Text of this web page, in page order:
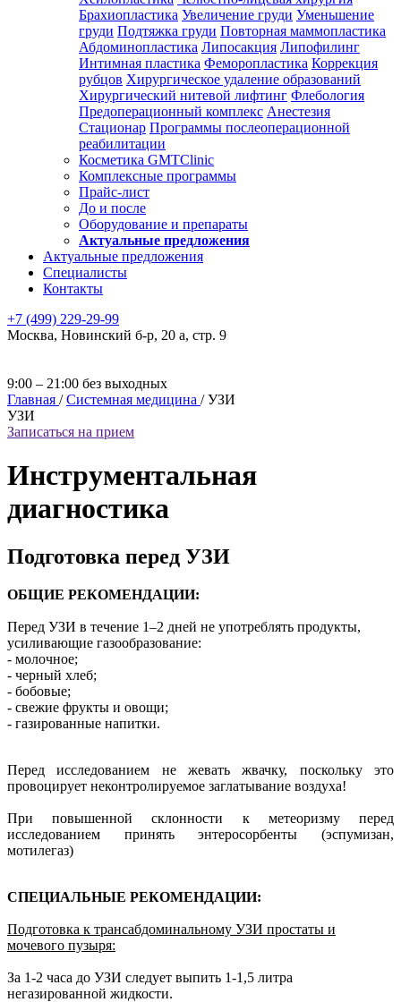
Брахиопластика Увеличение груди Уменьшение
груди Подтяжка груди Повторная маммопластика
Абдоминопластика Липосакция Липофилинг
Интимная пластика Феморопластика Коррекция
рубцов Хирургическое удаление образований
Хирургический нитевой лифтинг Флебология
Предоперационный комплекс Анестезия
Стационар Программы послеоперационной
реабилитации
Косметика GMTClinic
Комплексные программы
Прайс-лист
До и после
Оборудование и препараты
Актуальные предложения
Актуальные предложения
Специалисты
Контакты
+7 (499) 229-29-99
Москва, Новинский б-р, 20 а, стр. 9
9:00 – 21:00 без выходных
Главная /Системная медицина /УЗИ
УЗИ
Записаться на прием
Инструментальная
диагностика
Подготовка перед УЗИ
ОБЩИЕ РЕКОМЕНДАЦИИ:
Перед УЗИ в течение 1–2 дней не употреблять продукты,
усиливающие газообразование:
- молочное;
- черный хлеб;
- бобовые;
- свежие фрукты и овощи;
- газированные напитки.
Перед исследованием не жевать жвачку, поскольку это
провоцирует неконтролируемое заглатывание воздуха!
При повышенной склонности к метеоризму перед
исследованием принять энтеросорбенты (эспумизан,
мотилегаз)
СПЕЦИАЛЬНЫЕ РЕКОМЕНДАЦИИ:
Подготовка к трансабдоминальному УЗИ простаты и
мочевого пузыря:
За 1-2 часа до УЗИ следует выпить 1-1,5 литра
негазированной жидкости.